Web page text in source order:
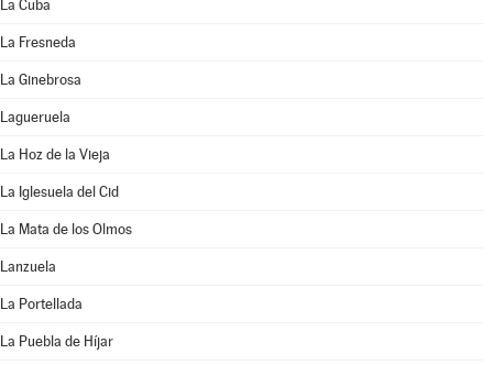
La Cuba
La Fresneda
La Ginebrosa
Lagueruela
La Hoz de la Vieja
La Iglesuela del Cid
La Mata de los Olmos
Lanzuela
La Portellada
La Puebla de Híjar